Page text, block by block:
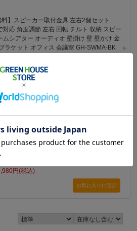
料】スピーカー取付金具 左右2個セット
対応 角度調節 左右 回転 チルト 収納 スピー
ムシアター オーディオ 壁掛け 壁 壁かけ 金
ラケット オフィス 会議室 GH-SWMA-BK
円(税込)
転 チルト 収納 天吊り 天井 天井吊り 吊り
金具 ブラケット ホームシアター プロジェ
議室 オフィス GH-CMPA-BK
円(税込)